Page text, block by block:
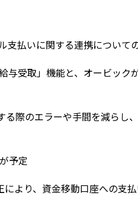
支払いに関する連携につい
与受取」機能と、オービッ
る際のエラーや手間を減らし
予定
より、資金移動口座への支